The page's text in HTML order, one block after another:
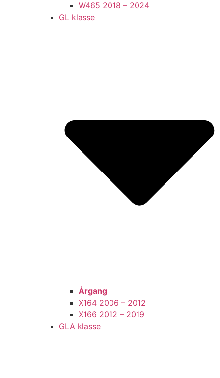
W465 2018 – 2024
GL klasse
Årgang
X164 2006 – 2012
X166 2012 – 2019
GLA klasse